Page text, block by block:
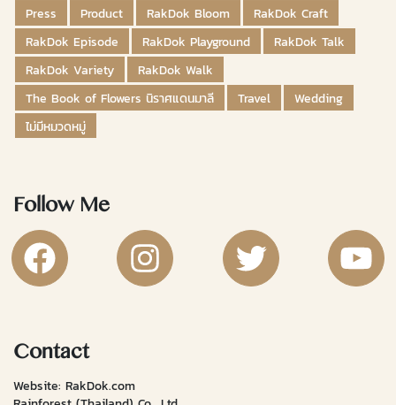
Press
Product RakDok Bloom
RakDok Craft
RakDok Episode
RakDok Playground
RakDok Talk
RakDok Variety
RakDok Walk
The Book of Flowers นิราศแดนมาลี
Travel
Wedding
ไม่มีหมวดหมู่
Follow Me
RakDok Channel FacebookRakDok Channel Instagram
RakDok Twitter Rakdok
Contact
Website: RakDok.com